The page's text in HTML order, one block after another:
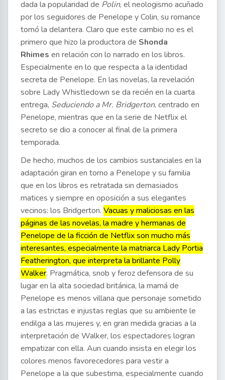
dada la popularidad de Polin, el neologismo acuñado
por los seguidores de Penelope y Colin, su romance
tomó la delantera. Claro que este cambio no es el
primero que hizo la productora de Shonda
Rhimes en relación con lo narrado en los libros.
Especialmente en lo que respecta a la identidad
secreta de Penelope. En las novelas, la revelación
sobre Lady Whistledown se da recién en la cuarta
entrega, Seduciendo a Mr. Bridgerton, centrado en
Penelope, mientras que en la serie de Netflix el
secreto se dio a conocer al final de la primera
temporada.
De hecho, muchos de los cambios sustanciales en la
adaptación giran en torno a Penelope y su familia
que en los libros es retratada sin demasiados
matices y siempre en oposición a sus elegantes
vecinos: los Bridgerton. Vacuas y maliciosas en las
páginas de las novelas, la madre y hermanas de
Penelope de la ficción de Netflix son mucho más
interesantes, especialmente la matriarca Lady Portia
Featherington, que interpreta la brillante Polly
Walker. Pragmática, snob y feroz defensora de su
lugar en la alta sociedad británica, la mamá de
Penelope es menos villana que personaje sometido
a las estrictas e injustas reglas que su ambiente le
endilga a las mujeres y, en gran medida gracias a la
interpretación de Walker, los espectadores logran
empatizar con ella. Aun cuando insista en elegir los
colores menos favorecedores para vestir a
Penelope a la que subestima, especialmente cuando